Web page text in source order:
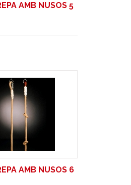
AMB NUSOS 5
AMB NUSOS 6